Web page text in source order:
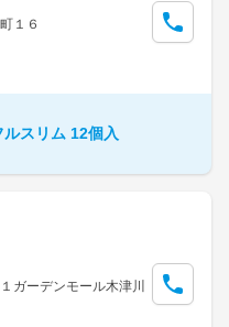
１６
スリム 12個入
ガーデンモール木津川